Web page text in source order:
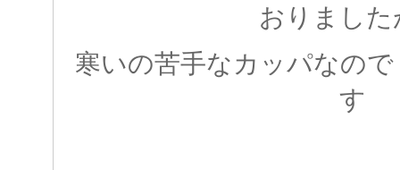
おりまし
寒いの苦手なカッパなの
す